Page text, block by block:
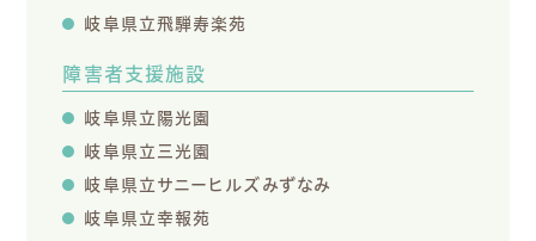
岐阜県立飛騨寿楽苑
障害者支援施設
岐阜県立陽光園
岐阜県立三光園
岐阜県立サニーヒルズみずなみ
岐阜県立幸報苑